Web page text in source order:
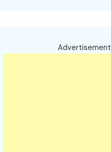
Advertisement